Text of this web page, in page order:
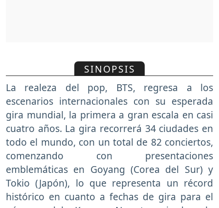
SINOPSIS
La realeza del pop, BTS, regresa a los
escenarios internacionales con su esperada
gira mundial, la primera a gran escala en casi
cuatro años. La gira recorrerá 34 ciudades en
todo el mundo, con un total de 82 conciertos,
comenzando con presentaciones
emblemáticas en Goyang (Corea del Sur) y
Tokio (Japón), lo que representa un récord
histórico en cuanto a fechas de gira para el